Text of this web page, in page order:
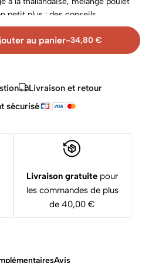
petit plus : des conseils
au panier-34,80 €
Livraison et retour
sécurisé
Livraison gratuite pour
les commandes de plus
de 40,00 €
Avis